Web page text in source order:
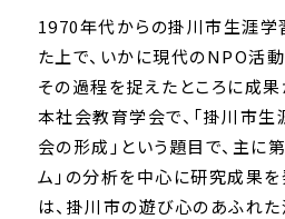
1970年代からの掛川市生涯学
た上で、いかに現代のNPO活
その過程を捉えたところに成果
本社会教育学会で、「掛川市
会の形成」という題目で、主に
ム」の分析を中心に研究成果を
は、掛川市の遊び心のあふれた